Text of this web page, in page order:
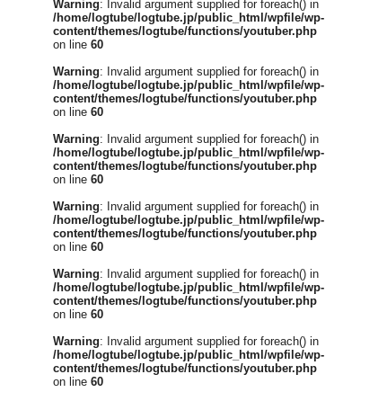
Warning: Invalid argument supplied for foreach() in
/home/logtube/logtube.jp/public_html/wpfile/wp-
content/themes/logtube/functions/youtuber.php
on line 60
Warning: Invalid argument supplied for foreach() in
/home/logtube/logtube.jp/public_html/wpfile/wp-
content/themes/logtube/functions/youtuber.php
on line 60
Warning: Invalid argument supplied for foreach() in
/home/logtube/logtube.jp/public_html/wpfile/wp-
content/themes/logtube/functions/youtuber.php
on line 60
Warning: Invalid argument supplied for foreach() in
/home/logtube/logtube.jp/public_html/wpfile/wp-
content/themes/logtube/functions/youtuber.php
on line 60
Warning: Invalid argument supplied for foreach() in
/home/logtube/logtube.jp/public_html/wpfile/wp-
content/themes/logtube/functions/youtuber.php
on line 60
Warning: Invalid argument supplied for foreach() in
/home/logtube/logtube.jp/public_html/wpfile/wp-
content/themes/logtube/functions/youtuber.php
on line 60